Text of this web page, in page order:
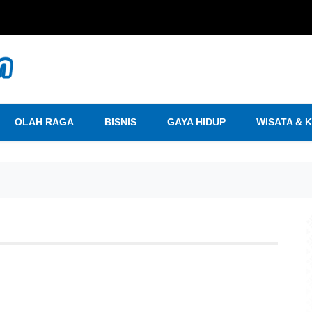
OLAH RAGA BISNIS GAYA HIDUP WISATA &